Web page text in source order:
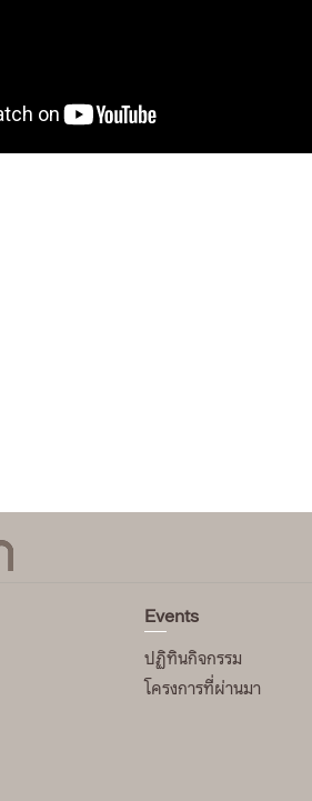
Events
ปฏิทินกิจกรรม
โครงการที่ผ่านมา